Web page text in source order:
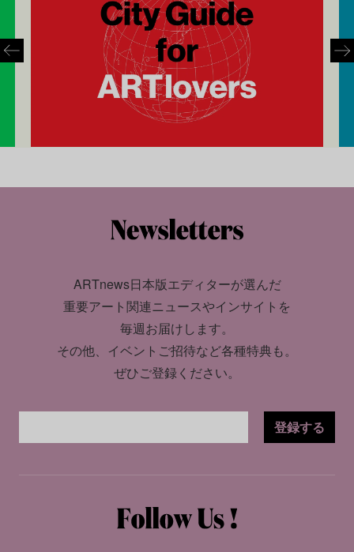
ARTnews日本版エディターが選んだ
重要アート関連ニュースやインサイトを
毎週お届けします。
その他、イベントご招待など各種特典も。
ぜひご登録ください。
登録する